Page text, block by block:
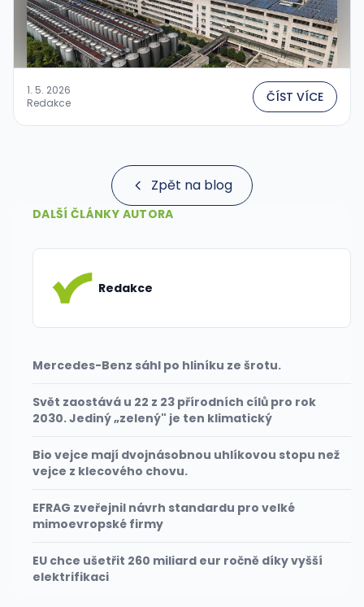
1. 5. 2026
Redakce
ČÍST VÍCE
Zpět na blog
DALŠÍ ČLÁNKY AUTORA
Redakce
Mercedes-Benz sáhl po hliníku ze šrotu.
Svět zaostává u 22 z 23 přírodních cílů pro rok
2030. Jediný „zelený" je ten klimatický
Bio vejce mají dvojnásobnou uhlíkovou stopu než
vejce z klecového chovu.
EFRAG zveřejnil návrh standardu pro velké
mimoevropské firmy
EU chce ušetřit 260 miliard eur ročně díky vyšší
elektrifikaci